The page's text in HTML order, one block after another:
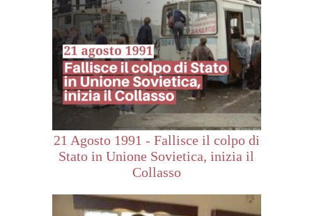
21 Agosto 1991 - Fallisce il colpo di
Stato in Unione Sovietica, inizia il
Collasso